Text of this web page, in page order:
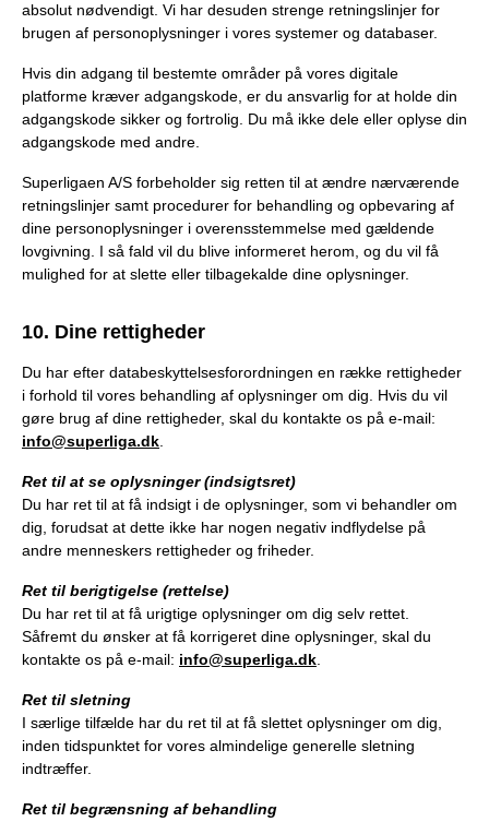
absolut nødvendigt. Vi har desuden strenge retningslinjer for
brugen af personoplysninger i vores systemer og databaser.
Hvis din adgang til bestemte områder på vores digitale
platforme kræver adgangskode, er du ansvarlig for at holde din
adgangskode sikker og fortrolig. Du må ikke dele eller oplyse din
adgangskode med andre.
Superligaen A/S forbeholder sig retten til at ændre nærværende
retningslinjer samt procedurer for behandling og opbevaring af
dine personoplysninger i overensstemmelse med gældende
lovgivning. I så fald vil du blive informeret herom, og du vil få
mulighed for at slette eller tilbagekalde dine oplysninger.
10. Dine rettigheder
Du har efter databeskyttelsesforordningen en række rettigheder
i forhold til vores behandling af oplysninger om dig. Hvis du vil
gøre brug af dine rettigheder, skal du kontakte os på e-mail:
info@superliga.dk
Ret til at se oplysninger (indsigtsret)
Du har ret til at få indsigt i de oplysninger, som vi behandler om
dig, forudsat at dette ikke har nogen negativ indflydelse på
andre menneskers rettigheder og friheder.
Ret til berigtigelse (rettelse)
Du har ret til at få urigtige oplysninger om dig selv rettet.
Såfremt du ønsker at få korrigeret dine oplysninger, skal du
kontakte os på e-mail: info@superliga.dk
Ret til sletning
I særlige tilfælde har du ret til at få slettet oplysninger om dig,
inden tidspunktet for vores almindelige generelle sletning
indtræffer.
Ret til begrænsning af behandling